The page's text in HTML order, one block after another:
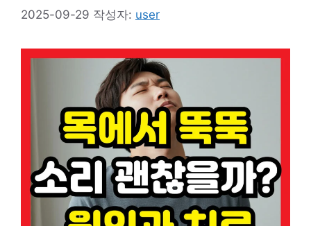
2025-09-29 작성자: user